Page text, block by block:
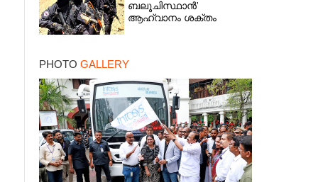
ബലൂചിസ്ഥാൻ'
ആഹ്വാനം ശക്തം
PHOTO GALLERY